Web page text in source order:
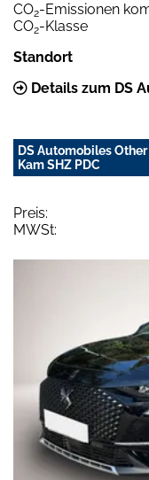
CO2-Emissionen
CO2-Klasse
Standort
Details zum DS
DS Automobiles
Kam SHZ PDC
Preis:
MWSt: